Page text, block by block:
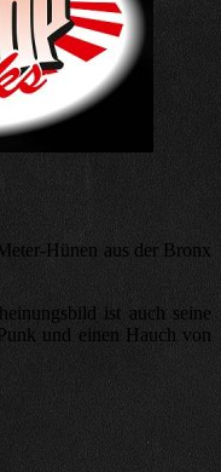
Hünen aus der Bronx
ist auch seine
und einen Hauch von